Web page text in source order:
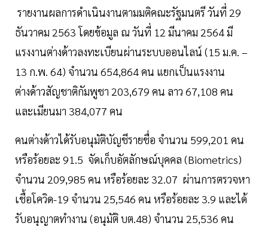
รายงานผลการดำเนินงานตามมติคณะรัฐมนตรี วันที่ 29
ธันวาคม 2563 โดยข้อมูล ณ วันที่ 12 มีนาคม 2564 มี
แรงงานต่างด้าวลงทะเบียนผ่านระบบออนไลน์ (15 ม.ค. –
13 ก.พ. 64) จำนวน 654,864 คน แยกเป็นแรงงาน
ต่างด้าวสัญชาติกัมพูชา 203,679 คน ลาว 67,108 คน
และเมียนมา 384,077 คน
คนต่างด้าวได้รับอนุมัติบัญชีรายชื่อ จำนวน 599,201 คน
หรือร้อยละ 91.5 จัดเก็บอัตลักษณ์บุคคล (Biometrics)
จำนวน 209,985 คน หรือร้อยละ 32.07 ผ่านการตรวจหา
เชื้อโควิด-19 จำนวน 25,546 คน หรือร้อยละ 3.9 และได้
รับอนุญาตทำงาน (อนุมัติ บต.48) จำนวน 25,536 คน